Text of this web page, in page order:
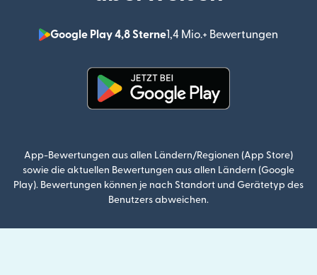
Google Play 4,8 Sterne1,4 Mio.+ Bewertungen
App-Bewertungen aus allen Ländern/Regionen (App Store)
sowie die aktuellen Bewertungen aus allen Ländern (Google
Play). Bewertungen können je nach Standort und Gerätetyp des
Benutzers abweichen.